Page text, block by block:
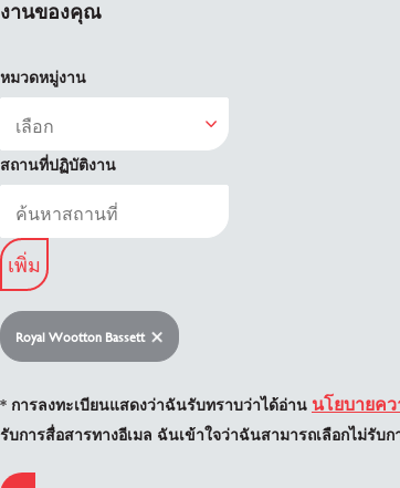
งานของคุณ
หมวดหมู่งาน
สถานที่ปฏิบัติงาน
เพิ่ม
Royal Wootton Bassett
* การลงทะเบียนแสดงว่าฉันรับทราบว่าได้อ่าน นโยบายค
รับการสื่อสารทางอีเมล ฉันเข้าใจว่าฉันสามารถเลือกไม่รับก